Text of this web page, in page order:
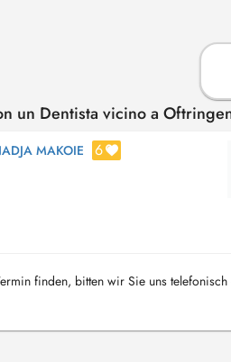
un Dentista vicino a
MAKOIE 6
finden, bitten wir Sie uns